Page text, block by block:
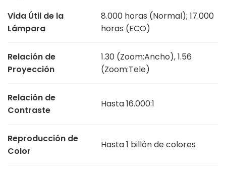
Vida Útil de la
Lámpara
8.000 horas (Normal); 17.000
horas (ECO)
Relación de
Proyección
1.30 (Zoom:Ancho), 1.56
(Zoom:Tele)
Relación de
Contraste
Hasta 16.000:1
Reproducción de
Color
Hasta 1 billón de colores